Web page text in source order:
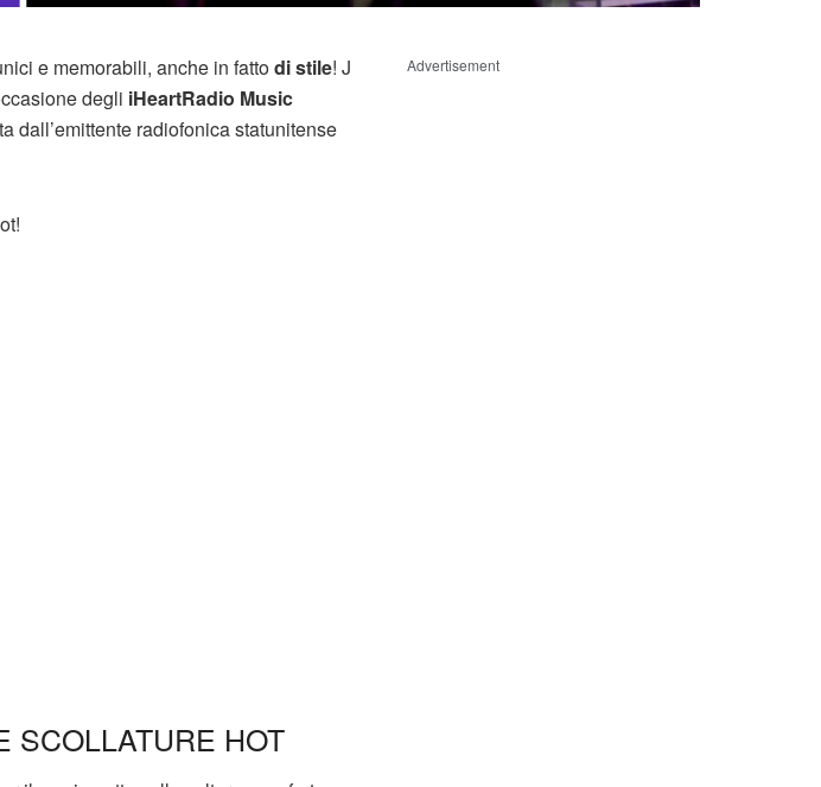
e memorabili, anche in fattodi stile! J
degli iHeartRadio Music
dall’emittente radiofonica statunitense
SCOLLATURE HOT
Advertisement